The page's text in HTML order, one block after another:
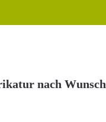
nach Wunsch